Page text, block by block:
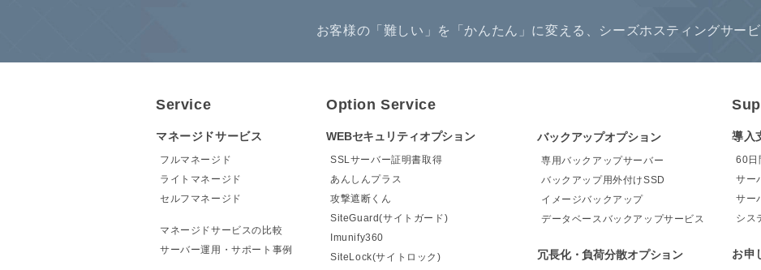
お客様の「難しい」を「かんたん」に変える、シーズホスティングサービ
Service
マネージドサービス
フルマネージド
ライトマネージド
セルフマネージド
マネージドサービスの比較
サーバー運用・サポート事例
Option Service
WEBセキュリティオプション
SSLサーバー証明書取得
あんしんプラス
攻撃遮断くん
SiteGuard(サイトガード)
Imunify360
SiteLock(サイトロック)
バックアップオプション
専用バックアップサーバー
バックアップ用外付けSSD
イメージバックアップ
データベースバックアップサービス
冗長化・負荷分散オプション
導入
60日
サー
サー
シス
お申